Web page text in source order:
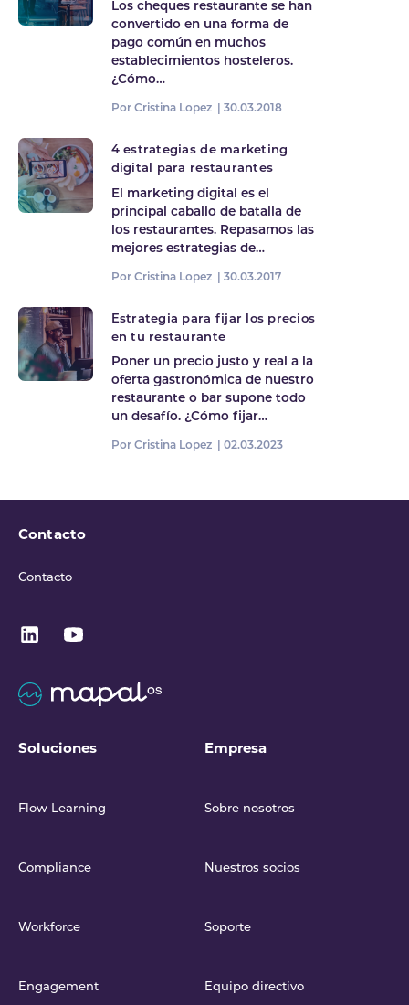
Los cheques restaurante se han
convertido en una forma de
pago común en muchos
establecimientos hosteleros.
¿Cómo…
Por Cristina Lopez | 30.03.2018
4 estrategias de marketing
digital para restaurantes
El marketing digital es el
principal caballo de batalla de
los restaurantes. Repasamos las
mejores estrategias de…
Por Cristina Lopez | 30.03.2017
Estrategia para fijar los precios
en tu restaurante
Poner un precio justo y real a la
oferta gastronómica de nuestro
restaurante o bar supone todo
un desafío. ¿Cómo fijar…
Por Cristina Lopez | 02.03.2023
Contacto
Contacto
Soluciones
Flow Learning
Compliance
Workforce
Engagement
Empresa
Sobre nosotros
Nuestros socios
Soporte
Equipo directivo